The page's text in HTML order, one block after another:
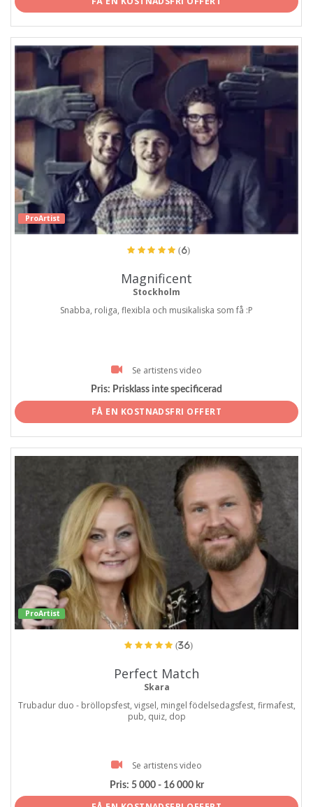
ProArtist
(6)
Magnificent
Stockholm
Snabba, roliga, flexibla och musikaliska som få :P
Se artistens video
Pris: Prisklass inte specificerad
FÅ EN KOSTNADSFRI OFFERT
ProArtist
(36)
Perfect Match
Skara
Trubadur duo - bröllopsfest, vigsel, mingel födelsedagsfest, firmafest,
pub, quiz, dop
Se artistens video
Pris: 5 000 - 16 000 kr